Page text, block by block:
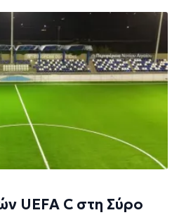
UEFA C στη Σύρο